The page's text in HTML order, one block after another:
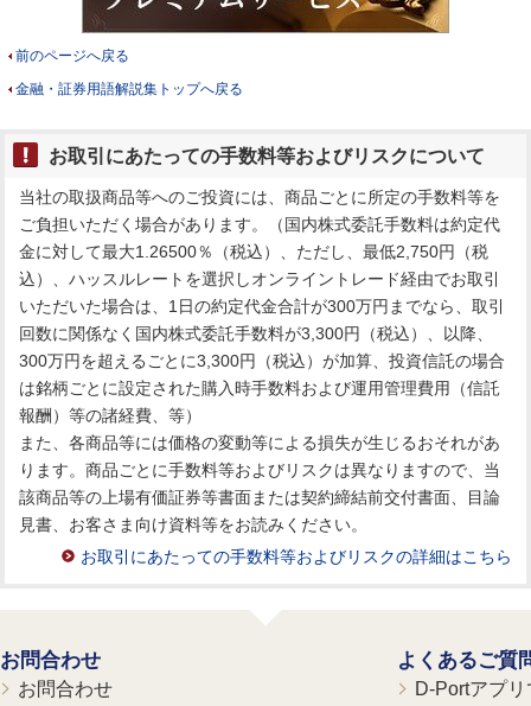
前のページへ戻る
金融・証券用語解説集トップへ戻る
お取引にあたっての手数料等およびリスクについて
当社の取扱商品等へのご投資には、商品ごとに所定の手数料等を
ご負担いただく場合があります。（国内株式委託手数料は約定代
金に対して最大1.26500％（税込）、ただし、最低2,750円（税
込）、ハッスルレートを選択しオンライントレード経由でお取引
いただいた場合は、1日の約定代金合計が300万円までなら、取引
回数に関係なく国内株式委託手数料が3,300円（税込）、以降、
300万円を超えるごとに3,300円（税込）が加算、投資信託の場合
は銘柄ごとに設定された購入時手数料および運用管理費用（信託
報酬）等の諸経費、等）
また、各商品等には価格の変動等による損失が生じるおそれがあ
ります。商品ごとに手数料等およびリスクは異なりますので、当
該商品等の上場有価証券等書面または契約締結前交付書面、目論
見書、お客さま向け資料等をお読みください。
お取引にあたっての手数料等およびリスクの詳細はこちら
お問合わせ
お問合わせ
よくあるご質
D-Portアプ